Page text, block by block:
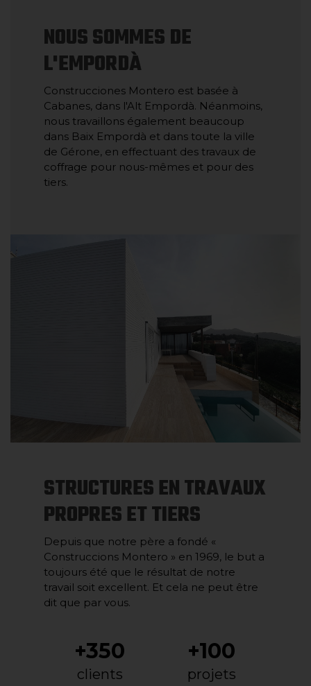
NOUS SOMMES DE
L'EMPORDÀ
Construcciones Montero est basée à
Cabanes, dans l'Alt Empordà. Néanmoins,
nous travaillons également beaucoup
dans Baix Empordà et dans toute la ville
de Gérone, en effectuant des travaux de
coffrage pour nous-mêmes et pour des
tiers.
STRUCTURES EN TRAVAUX
PROPRES ET TIERS
Depuis que notre père a fondé «
Construccions Montero » en 1969, le but a
toujours été que le résultat de notre
travail soit excellent. Et cela ne peut être
dit que par vous.
+350
clients
+100
projets